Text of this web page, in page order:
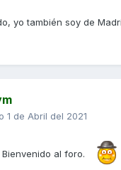
yo también soy de
1 de Abril del 2021
al foro.